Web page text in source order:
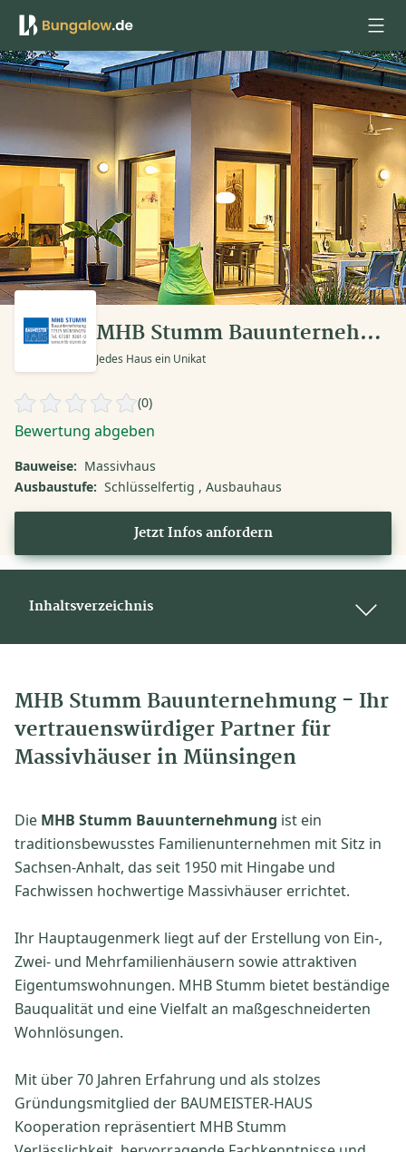
Anmelden
MHB Stumm Bauunternehmung
Jedes Haus ein Unikat
(0)
Bewertung abgeben
Bauweise: Massivhaus
Ausbaustufe: Schlüsselfertig Ausbauhaus
Jetzt Infos anfordern
Inhaltsverzeichnis
MHB Stumm Bauunternehmung - Ihr
vertrauenswürdiger Partner für
Massivhäuser in Münsingen
Die MHB Stumm Bauunternehmung ist ein
traditionsbewusstes Familienunternehmen mit Sitz in
Sachsen-Anhalt, das seit 1950 mit Hingabe und
Fachwissen hochwertige Massivhäuser errichtet.
Ihr Hauptaugenmerk liegt auf der Erstellung von Ein-,
Zwei- und Mehrfamilienhäusern sowie attraktiven
Eigentumswohnungen. MHB Stumm bietet beständige
Bauqualität und eine Vielfalt an maßgeschneiderten
Wohnlösungen.
Mit über 70 Jahren Erfahrung und als stolzes
Gründungsmitglied der BAUMEISTER-HAUS
Kooperation repräsentiert MHB Stumm